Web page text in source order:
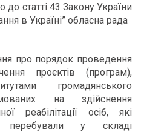
статті 43 Закону України
в Україні” обласна рада
про порядок проведення
проєктів (програм),
громадянського
на здійснення
реабілітації осіб, які
у складі